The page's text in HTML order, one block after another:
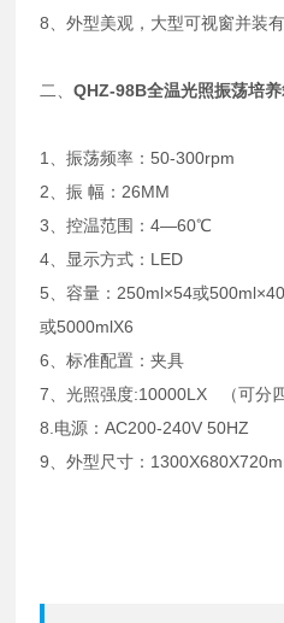
8、外型美观，大型可视窗并装有
二、QHZ-98B全温光照振荡培
1、振荡频率：50-300rpm
2、振 幅：26MM
3、控温范围：4―60℃
4、显示方式：LED
5、容量：250ml×54或
或5000mlX6
6、标准配置：夹具
7、光照强度:10000LX （可分四
8.电源：AC200-240V 50HZ
9、外型尺寸：